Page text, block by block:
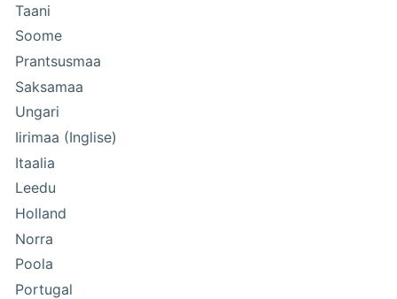
Taani
Soome
Prantsusmaa
Saksamaa
Ungari
Iirimaa (Inglise)
Itaalia
Leedu
Holland
Norra
Poola
Portugal